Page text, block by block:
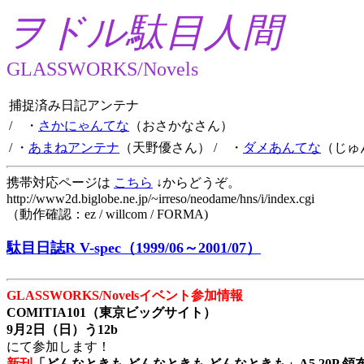
ヲドル駄目人間
GLASSWORKS/Novels
捕捉済み日記アンテナ
/ ・ さかにゃんてな （おさかなさん）
/ ・ あまねアンテナ （天野優さん） / ・ ダメあんてな （じ
携帯対応ページは こちら ↓からどうぞ。
http://www2d.biglobe.ne.jp/~irreso/neodame/hns/i/index.cgi
（動作確認：ez / willcom / FORMA)
駄目日誌R V-spec（1999/06～2001/07）
GLASSWORKS/Novelsイベント参加情報
COMITIA101（東京ビッグサイト）
9月2日（日）う12b
にて参加します！